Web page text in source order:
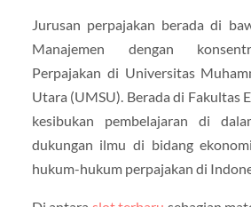
Jurusan perpajakan berada di
Manajemen dengan
Perpajakan di Universitas
Utara (UMSU). Berada di Fakultas
kesibukan pembelajaran di
dukungan ilmu di bidang
hukum-hukum perpajakan di